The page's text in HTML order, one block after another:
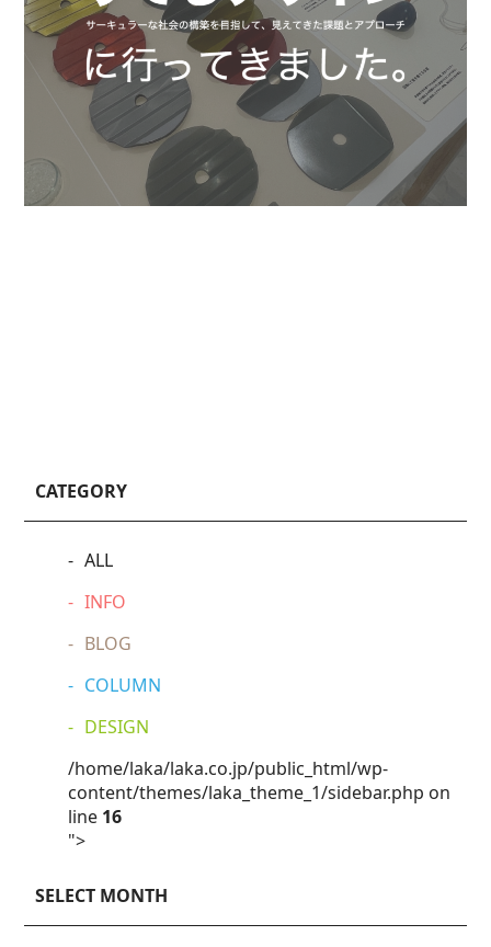
CATEGORY
ALL
INFO
BLOG
COLUMN
DESIGN
/home/laka/laka.co.jp/public_html/wp-
content/themes/laka_theme_1/sidebar.php on
line 16
">
SELECT MONTH